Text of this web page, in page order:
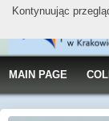
MAIN PAGE
Kontynuując